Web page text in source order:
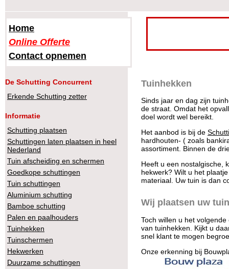
Tuinhekken
Sinds jaar en dag zijn
de straat. Omdat het
doel wordt wel bereikt.
Het aanbod is bij de
hardhouten- ( zoals
assortiment. Binnen de
Heeft u een nostalgische,
hekwerk? Wilt u het
materiaal. Uw tuin is dan
Wij plaatsen uw
Toch willen u het
van tuinhekken. Kijkt u
snel klant te mogen
Onze erkenning bij
Home
Online Offerte
Contact opnemen
De Schutting Concurrent
Erkende Schutting zetter
Informatie
Schutting plaatsen
Schuttingen laten plaatsen in heel
Nederland
Tuin afscheiding en schermen
Goedkope schuttingen
Tuin schuttingen
Aluminium schutting
Bamboe schutting
Palen en paalhouders
Tuinhekken
Tuinschermen
Hekwerken
Duurzame schuttingen